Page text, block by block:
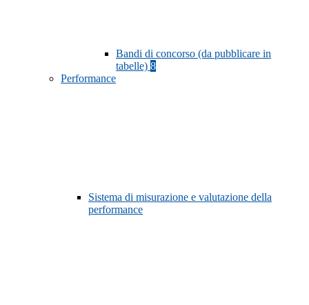
Bandi di concorso (da pubblicare in
tabelle) 8
Performance
Sistema di misurazione e valutazione della
performance